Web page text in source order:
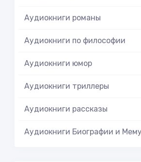
Аудиокниги романы
Аудиокниги по философии
Аудиокниги юмор
Аудиокниги триллеры
Аудиокниги рассказы
Аудиокниги Биографии и